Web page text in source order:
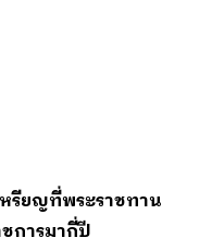
หรียญที่พระราชทาน
การมากี่ปี